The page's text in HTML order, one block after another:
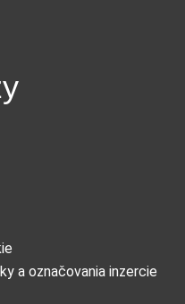
a označovania inzercie